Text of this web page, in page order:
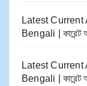
Latest
Bengali | কারেন্ট
Latest
Bengali | কারেন্ট